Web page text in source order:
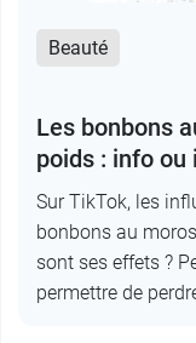
Beauté
Les bonbons
poids : info ou
Sur TikTok, les
bonbons au
sont ses effets ?
permettre de